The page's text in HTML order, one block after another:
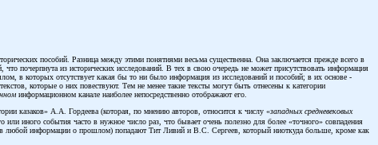
пособий. Разница между этими понятиями весьма существенна. Она заключается прежде всего в
почерпнута из исторических исследований. В тех в свою очередь не может присутствовать информация
в которых отсутствует какая бы то ни было информация из исследований и пособий; в их основе -
которые о них повествуют. Тем не менее такие тексты могут быть отнесены к категории
информационном канале наиболее непосредственно отображают его.
казаков» А.А. Гордеева (которая, по мнению авторов, относится к числу «западных средневековых
иного события часто в нужное число раз, что бывает очень полезно для более «точного» совпадения
любой информации о прошлом) попадают Тит Ливий и В.С. Сергеев, который ниоткуда больше, кроме как